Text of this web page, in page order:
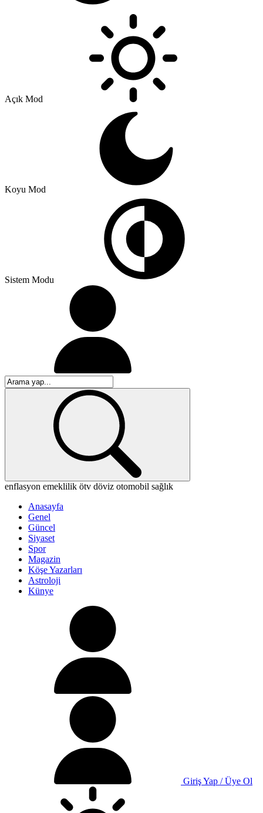
Açık Mod
Koyu Mod
Sistem Modu
enflasyon emeklilik ötv döviz otomobil sağlık
Anasayfa
Genel
Güncel
Siyaset
Spor
Magazin
Köşe Yazarları
Astroloji
Künye
Giriş Yap / Üye Ol